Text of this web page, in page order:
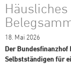
18. Mai 2026
Der
Selbstständigen für